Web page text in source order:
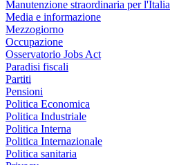
Manutenzione straordinaria per l'Italia
Media e informazione
Mezzogiorno
Occupazione
Osservatorio Jobs Act
Paradisi fiscali
Partiti
Pensioni
Politica Economica
Politica Industriale
Politica Interna
Politica Internazionale
Politica sanitaria